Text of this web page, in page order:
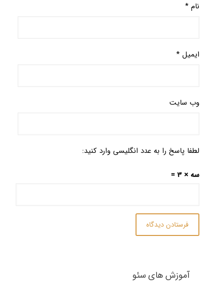
نام*
ایمیل*
وب‌ سایت
لطفا پاسخ را به عدد انگلیسی وارد کنید:
سه × 3 =
آموزش های سئو